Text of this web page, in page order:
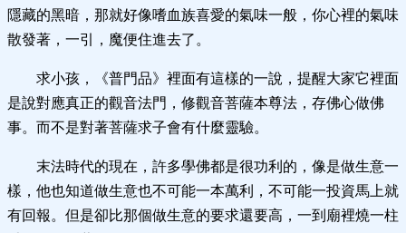
隱藏的黑暗，那就好像嗜血族喜愛的氣味一般，你心裡的氣味
散發著，一引，魔便住進去了。
求小孩，《普門品》裡面有這樣的一說，提醒大家它裡面
是說對應真正的觀音法門，修觀音菩薩本尊法，存佛心做佛
事。而不是對著菩薩求子會有什麼靈驗。
末法時代的現在，許多學佛都是很功利的，像是做生意一
樣，他也知道做生意也不可能一本萬利，不可能一投資馬上就
有回報。但是卻比那個做生意的要求還要高，一到廟裡燒一柱